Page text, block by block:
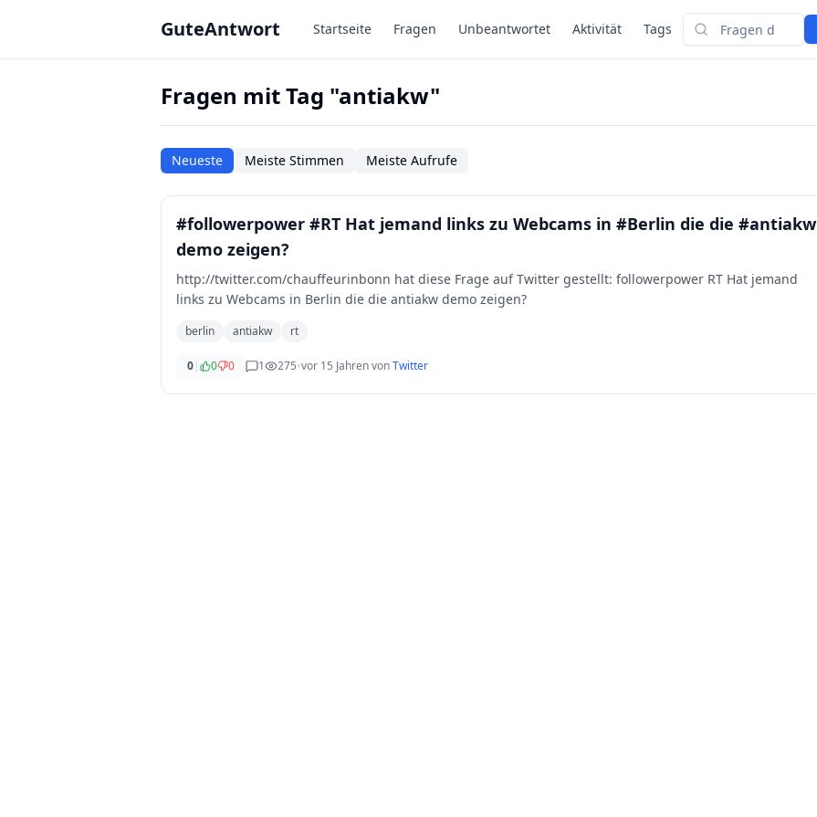
GuteAntwort Startseite Fragen Unbeantwortet Aktivität Tags
Suchen
Fragen mit Tag "antiakw"
Neueste Meiste Stimmen Meiste Aufrufe
#followerpower #RT Hat jemand links zu Webcams in #Berlin die die #antiakw
demo zeigen?
http://twitter.com/chauffeurinbonn hat diese Frage auf Twitter gestellt: followerpower RT Hat jemand
links zu Webcams in Berlin die die antiakw demo zeigen?
berlin antiakw rt
0| 0 0 1 275•vor 15 JahrenvonTwitter